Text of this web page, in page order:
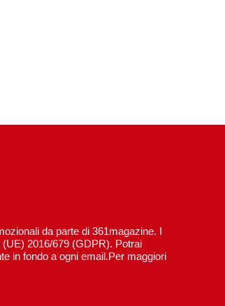
da parte di 361magazine. I
2016/679 (GDPR). Potrai
in fondo a ogni email.Per maggiori